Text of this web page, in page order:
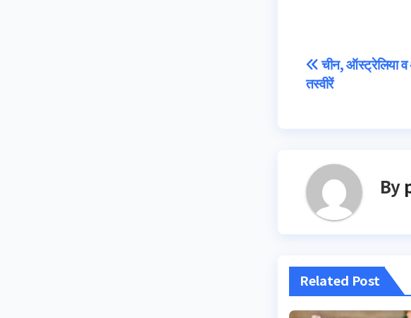
Post
navigation
चीन, ऑस्ट्रेलिया
तस्वीरें
By
Related Post